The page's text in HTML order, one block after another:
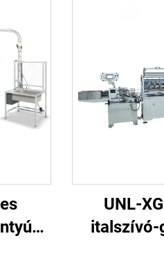
UNL-
italszívó-